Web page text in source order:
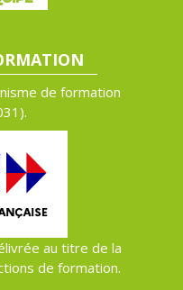
de formation
au titre de la
de formation.